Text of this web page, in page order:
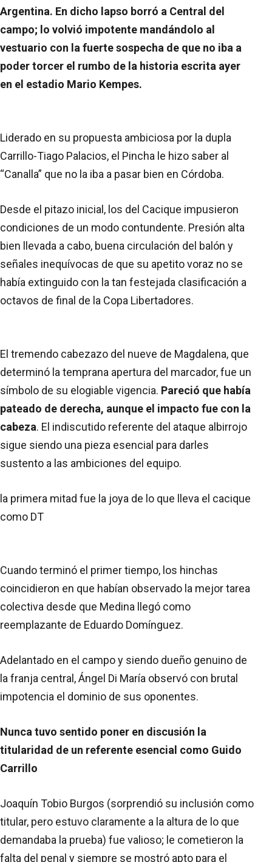
Argentina. En dicho lapso borró a Central del
campo; lo volvió impotente mandándolo al
vestuario con la fuerte sospecha de que no iba a
poder torcer el rumbo de la historia escrita ayer
en el estadio Mario Kempes.
Liderado en su propuesta ambiciosa por la dupla
Carrillo-Tiago Palacios, el Pincha le hizo saber al
“Canalla” que no la iba a pasar bien en Córdoba.
Desde el pitazo inicial, los del Cacique impusieron
condiciones de un modo contundente. Presión alta
bien llevada a cabo, buena circulación del balón y
señales inequívocas de que su apetito voraz no se
había extinguido con la tan festejada clasificación a
octavos de final de la Copa Libertadores.
El tremendo cabezazo del nueve de Magdalena, que
determinó la temprana apertura del marcador, fue un
símbolo de su elogiable vigencia. Pareció que había
pateado de derecha, aunque el impacto fue con la
cabeza. El indiscutido referente del ataque albirrojo
sigue siendo una pieza esencial para darles
sustento a las ambiciones del equipo.
la primera mitad fue la joya de lo que lleva el cacique
como DT
Cuando terminó el primer tiempo, los hinchas
coincidieron en que habían observado la mejor tarea
colectiva desde que Medina llegó como
reemplazante de Eduardo Domínguez.
Adelantado en el campo y siendo dueño genuino de
la franja central, Ángel Di María observó con brutal
impotencia el dominio de sus oponentes.
Nunca tuvo sentido poner en discusión la
titularidad de un referente esencial como Guido
Carrillo
Joaquín Tobio Burgos (sorprendió su inclusión como
titular, pero estuvo claramente a la altura de lo que
demandaba la prueba) fue valioso; le cometieron la
falta del penal y siempre se mostró apto para el